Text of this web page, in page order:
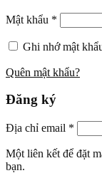
Mật khẩu *
Ghi nhớ mật
Quên mật khẩu?
Đăng ký
Địa chỉ email *
Một liên kết để đặt
bạn.